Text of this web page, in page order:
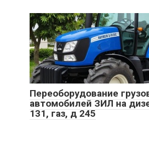
Переоборудование
автомобилей ЗИЛ на
131, газ, д 245